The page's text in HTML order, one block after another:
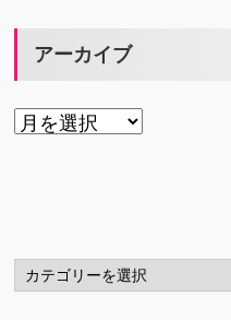
アーカイブ
ア
カ
テ